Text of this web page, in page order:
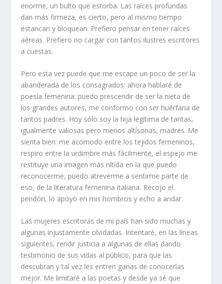
enorme, un bulto que estorba. Las raíces profundas
dan más firmeza, es cierto, pero al mismo tiempo
estancan y bloquean. Prefiero pensar en tener raíces
aéreas. Prefiero no cargar con tantos ilustres escritores
a cuestas.
Pero esta vez puede que me escape un poco de ser la
abanderada de los consagrados: ahora hablaré de
poesía femenina: puedo prescendir de ser la nieta de
los grandes autores, me conformo con ser huérfana de
tantos padres. Hoy sólo soy la hija legítima de tantas,
igualmente valiosas pero menos altísonas, madres. Me
sienta bien: me acomodo entre los tejidos femeninos,
respiro entre la urdimbre más fácilmente, el espejo me
restituye una imagen más nítida en la que puedo
reconocerme, puedo atreverme a sentirme parte de
eso, de la literatura femenina italiana. Recojo el
pendón, lo apoyo en mis hombros y echo a andar.
Las mujeres escritoras de mi país han sido muchas y
algunas injustamente olvidadas. Intentaré, en las líneas
siguientes, rendir justicia a algunas de ellas dando
testimonio de sus vidas al público, para que las
descubran y tal vez les entren ganas de conocerlas
mejor. Me limitaré a las poetas y desde ya sé que